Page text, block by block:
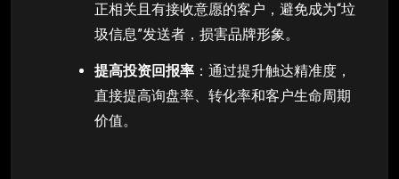
正相关且有接收意愿的客户，避免成为“垃
圾信息”发送者，损害品牌形象。
提高投资回报率 ：通过提升触达精准度，
直接提高询盘率、转化率和客户生命周期
价值。